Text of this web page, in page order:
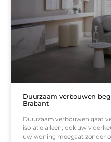
Duurzaam verbouwen
Brabant
Duurzaam verbouwen gaat
isolatie alleen; ook uw
uw woning meegaat zonder